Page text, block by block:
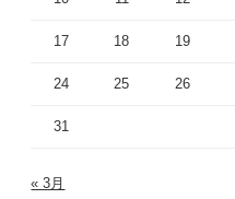
17 18 19
24 25 26
31
« 3月